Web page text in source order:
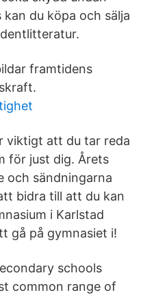
du köpa och sälja
framtidens
viktigt att du tar reda
för just dig. Årets
och sändningarna
bidra till att du kan
i Karlstad
gå på gymnasiet i!
schools
common range of